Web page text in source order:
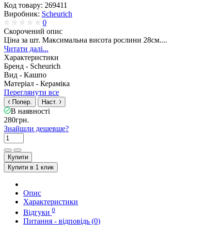
Код товару: 269411
Виробник: Scheurich
0
Скорочений опис
Ціна за шт. Максимальна висота рослини 28см....
Читати далі...
Характеристики
Бренд - Scheurich
Вид - Кашпо
Матеріал - Кераміка
Переглянути все
Попер. Наст.
В наявності
280грн.
Знайшли дешевше?
Купити
Купити в 1 клик
Опис
Характеристики
Відгуки 0
Питання - відповідь (0)